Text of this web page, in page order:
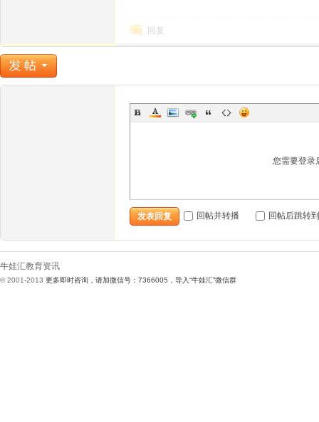
回复
您需要登录
发表回复 回帖并转播 回帖后跳转
牛娃汇教育资讯
© 2001-2013 更多即时咨询，请加微信号：7366005，导入“牛娃汇”微信群